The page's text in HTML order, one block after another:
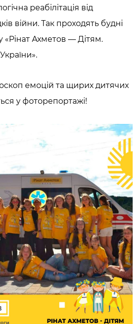
реабілітація від
війни. Так проходять будні
«Рінат Ахметов — Дітям.
емоцій та щирих дитячих
у фоторепортажі!